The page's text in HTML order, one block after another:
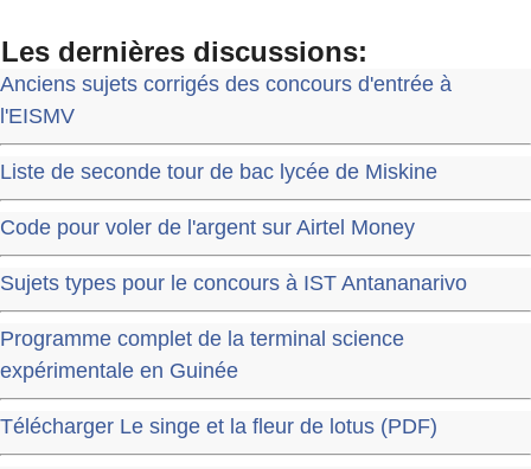
Les dernières discussions:
Anciens sujets corrigés des concours d'entrée à
l'EISMV
Liste de seconde tour de bac lycée de Miskine
Code pour voler de l'argent sur Airtel Money
Sujets types pour le concours à IST Antananarivo
Programme complet de la terminal science
expérimentale en Guinée
Télécharger Le singe et la fleur de lotus (PDF)